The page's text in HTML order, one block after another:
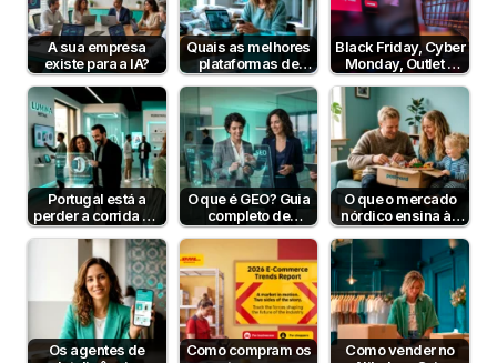
A sua empresa
existe para a IA?
Quais as melhores
plataformas de
pagamento em
Portugal em 2026?
Black Friday, Cyber
Monday, Outlet e
Dia sem IVA! Posso
comunicar?
Portugal está a
perder a corrida da
IA no e-commerce
— mas…
O que é GEO? Guia
completo de
Generative Engine
O que o mercado
nórdico ensina às
lojas online
portuguesas?
Os agentes de
Como compram os
Como vender no